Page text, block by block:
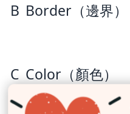
B Border（邊界）
C Color（顏色）